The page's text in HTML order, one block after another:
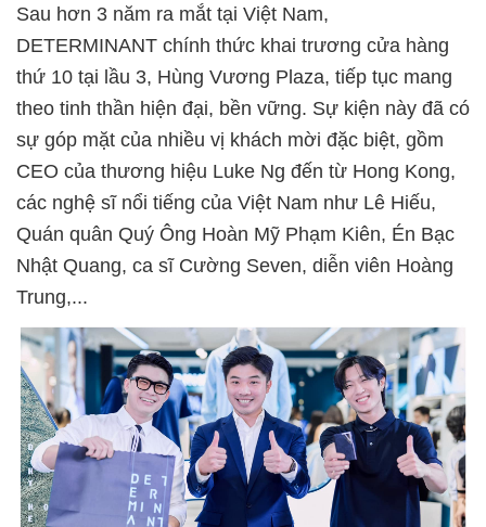
Sau hơn 3 năm ra mắt tại Việt Nam,
DETERMINANT chính thức khai trương cửa hàng
thứ 10 tại lầu 3, Hùng Vương Plaza, tiếp tục mang
theo tinh thần hiện đại, bền vững. Sự kiện này đã có
sự góp mặt của nhiều vị khách mời đặc biệt, gồm
CEO của thương hiệu Luke Ng đến từ Hong Kong,
các nghệ sĩ nổi tiếng của Việt Nam như Lê Hiếu,
Quán quân Quý Ông Hoàn Mỹ Phạm Kiên, Én Bạc
Nhật Quang, ca sĩ Cường Seven, diễn viên Hoàng
Trung,...